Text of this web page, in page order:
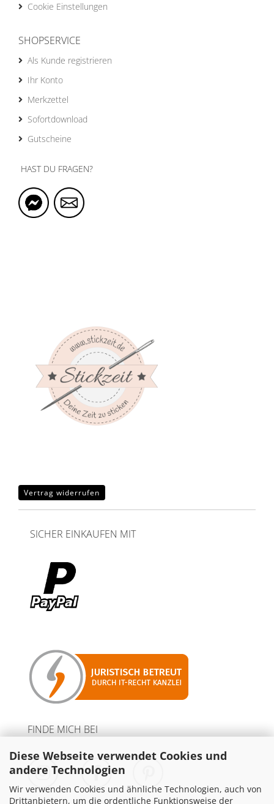
Diese Webseite verwendet Cookies und
andere Technologien
Wir verwenden Cookies und ähnliche Technologien, auch von
Drittanbietern, um die ordentliche Funktionsweise der
Cookie Einstellungen
SHOPSERVICE
Als Kunde registrieren
Ihr Konto
Merkzettel
Sofortdownload
Gutscheine
HAST DU FRAGEN?
Vertrag widerrufen
SICHER EINKAUFEN MIT
FINDE MICH BEI